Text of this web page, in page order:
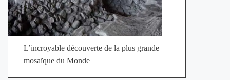
L’incroyable découverte de la plus grande
mosaïque du Monde